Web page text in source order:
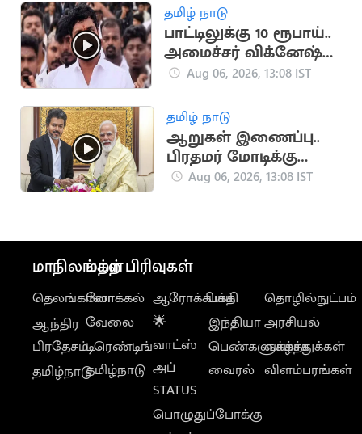
தமிழ் நாடு
பாட்டிலுக்கு 10 ரூபாய்..
அமைச்சர் விக்னேஷ்
விளக்கம்
Aug 06, 2026, 13:08 IST
தமிழ் நாடு
ஆறுகள் இணைப்பு..
பிரதமர் மோடிக்கு
முதலமைச்சர் விஜய்
Aug 06, 2026, 13:08 IST
மாநிலங்கள்
தெலங்கானா
ஆந்திர
பிரதேசம்
தமிழ்நாடு
மற்ற பிரிவுகள்
லோக்கல்
வேலை
டிரெண்டிங்
தமிழ்நாடு
ஆரோக்கியம்
🌟
வாட்ஸ்
அப்
STATUS
பொழுதுப்போக்கு
பக்தி
இந்தியா
பெண்களுக்காக
வைரல்
தொழில்நுட்பம்
அரசியல்
வாழ்த்துக்கள்
விளம்பரங்கள்